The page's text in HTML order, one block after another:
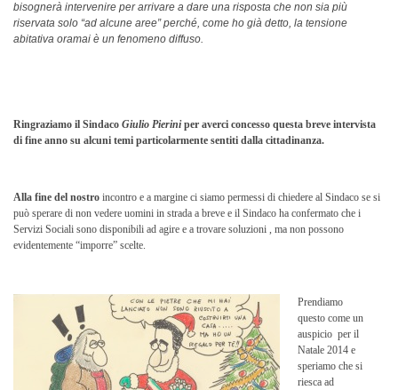
bisognerà intervenire per arrivare a dare una risposta che non sia più
riservata solo “ad alcune aree” perché, come ho già detto, la tensione
abitativa oramai è un fenomeno diffuso.
Ringraziamo il Sindaco Giulio Pieriniper averci concesso questa breve intervista
di fine anno su alcuni temi particolarmente sentiti dalla cittadinanza.
Alla fine del nostro incontro e a margine ci siamo permessi di chiedere al Sindaco se si
può sperare di non vedere uomini in strada a breve e il Sindaco ha confermato che i
Servizi Sociali sono disponibili ad agire e a trovare soluzioni , ma non possono
evidentemente “imporre” scelte.
Prendiamo
questo come un
auspicio per il
Natale 2014 e
speriamo che si
riesca ad